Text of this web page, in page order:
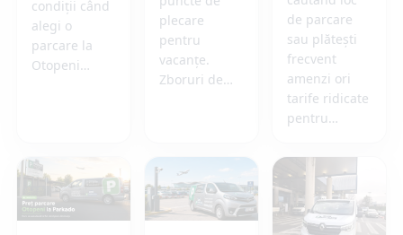
condiții când
alegi o
parcare la
Otopeni…
plecare
pentru
vacanțe.
Zboruri de…
de parcare
sau plătești
frecvent
amenzi ori
tarife ridicate
pentru…